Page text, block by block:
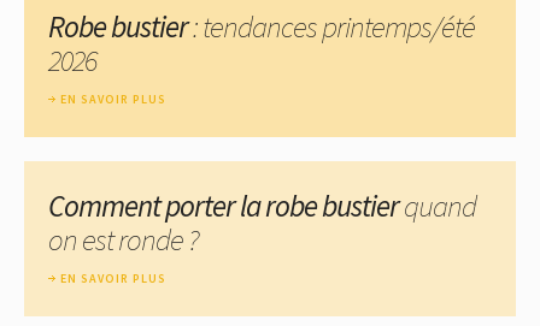
Robe bustier: tendances printemps/été
2026
EN SAVOIR PLUS
Comment porter la robe bustierquand
on est ronde ?
EN SAVOIR PLUS